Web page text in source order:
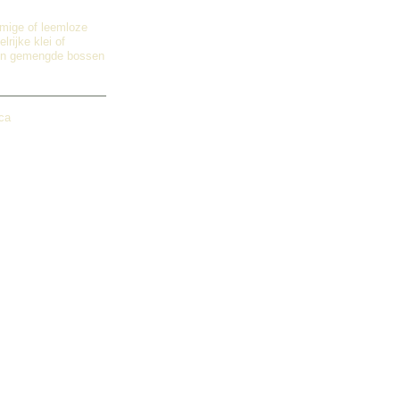
of leemloze
klei of
gemengde bossen